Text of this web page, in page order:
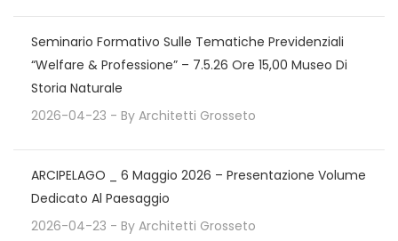
Seminario Formativo Sulle Tematiche Previdenziali
“Welfare & Professione” – 7.5.26 Ore 15,00 Museo Di
Storia Naturale
2026-04-23 - By Architetti Grosseto
ARCIPELAGO _ 6 Maggio 2026 – Presentazione Volume
Dedicato Al Paesaggio
2026-04-23 - By Architetti Grosseto